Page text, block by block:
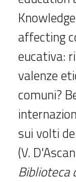
affecting
eucativa:
valenze
comuni?
sui volti
(V.
Biblioteca